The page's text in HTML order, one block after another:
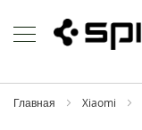
to
Content
h
o
Главная Xiaomi